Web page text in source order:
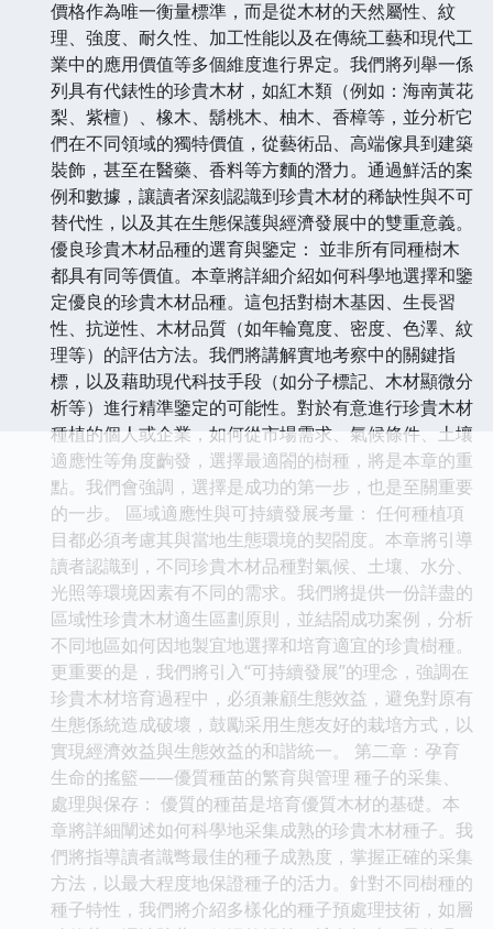
價格作為唯一衡量標準，而是從木材的天然屬性、紋
理、強度、耐久性、加工性能以及在傳統工藝和現代工
業中的應用價值等多個維度進行界定。我們將列舉一係
列具有代錶性的珍貴木材，如紅木類（例如：海南黃花
梨、紫檀）、橡木、鬍桃木、柚木、香樟等，並分析它
們在不同領域的獨特價值，從藝術品、高端傢具到建築
裝飾，甚至在醫藥、香料等方麵的潛力。通過鮮活的案
例和數據，讓讀者深刻認識到珍貴木材的稀缺性與不可
替代性，以及其在生態保護與經濟發展中的雙重意義。
優良珍貴木材品種的選育與鑒定： 並非所有同種樹木
都具有同等價值。本章將詳細介紹如何科學地選擇和鑒
定優良的珍貴木材品種。這包括對樹木基因、生長習
性、抗逆性、木材品質（如年輪寬度、密度、色澤、紋
理等）的評估方法。我們將講解實地考察中的關鍵指
標，以及藉助現代科技手段（如分子標記、木材顯微分
析等）進行精準鑒定的可能性。對於有意進行珍貴木材
種植的個人或企業，如何從市場需求、氣候條件、土壤
適應性等角度齣發，選擇最適閤的樹種，將是本章的重
點。我們會強調，選擇是成功的第一步，也是至關重要
的一步。 區域適應性與可持續發展考量： 任何種植項
目都必須考慮其與當地生態環境的契閤度。本章將引導
讀者認識到，不同珍貴木材品種對氣候、土壤、水分、
光照等環境因素有不同的需求。我們將提供一份詳盡的
區域性珍貴木材適生區劃原則，並結閤成功案例，分析
不同地區如何因地製宜地選擇和培育適宜的珍貴樹種。
更重要的是，我們將引入“可持續發展”的理念，強調在
珍貴木材培育過程中，必須兼顧生態效益，避免對原有
生態係統造成破壞，鼓勵采用生態友好的栽培方式，以
實現經濟效益與生態效益的和諧統一。 第二章：孕育
生命的搖籃——優質種苗的繁育與管理 種子的采集、
處理與保存： 優質的種苗是培育優質木材的基礎。本
章將詳細闡述如何科學地采集成熟的珍貴木材種子。我
們將指導讀者識彆最佳的種子成熟度，掌握正確的采集
方法，以最大程度地保證種子的活力。針對不同樹種的
種子特性，我們將介紹多樣化的種子預處理技術，如層